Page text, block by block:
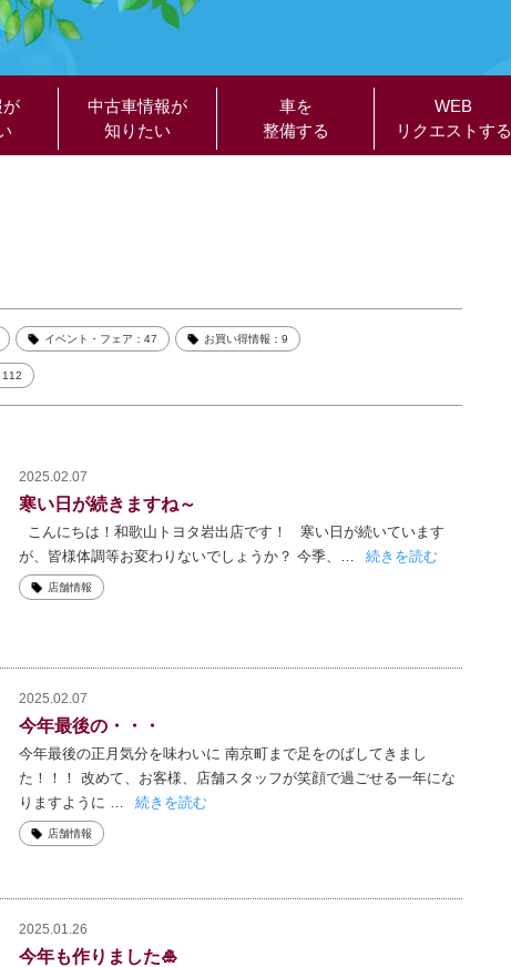
が
中古車情報が
知りたい
車を
整備する
WEB
リクエストする
イベント・フェア：47 お買い得情報：9
112
2025.02.07
寒い日が続きますね～
こんにちは！和歌山トヨタ岩出店です！ 寒い日が続いています
が、皆様体調等お変わりないでしょうか？ 今季、…
続きを読む
店舗情報
2025.02.07
今年最後の・・・
今年最後の正月気分を味わいに 南京町まで足をのばしてきまし
た！！！ 改めて、お客様、店舗スタッフが笑顔で過ごせる一年にな
りますように …
続きを読む
店舗情報
2025.01.26
今年も作りました🎍